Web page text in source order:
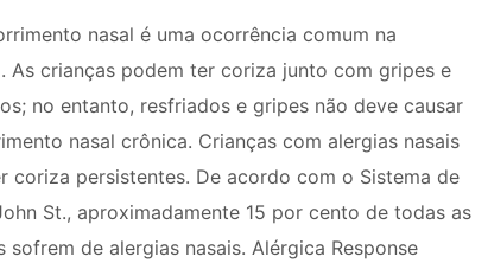
nasal é uma ocorrência comum na
As crianças podem ter coriza junto com gripes e
no entanto, resfriados e gripes não deve causar
nasal crônica. Crianças com alergias nasais
coriza persistentes. De acordo com o Sistema de
St., aproximadamente 15 por cento de todas as
sofrem de alergias nasais. Alérgica Response